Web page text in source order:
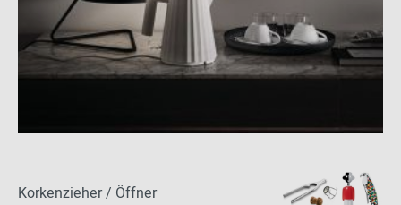
Korkenzieher / Öffner